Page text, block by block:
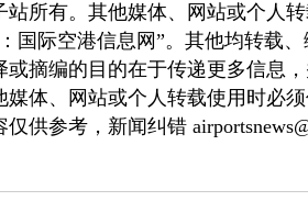
站所有。其他媒体、网站或个人
国际空港信息网”。其他均转载
或摘编的目的在于传递更多信息
媒体、网站或个人转载使用时必
供参考，新闻纠错